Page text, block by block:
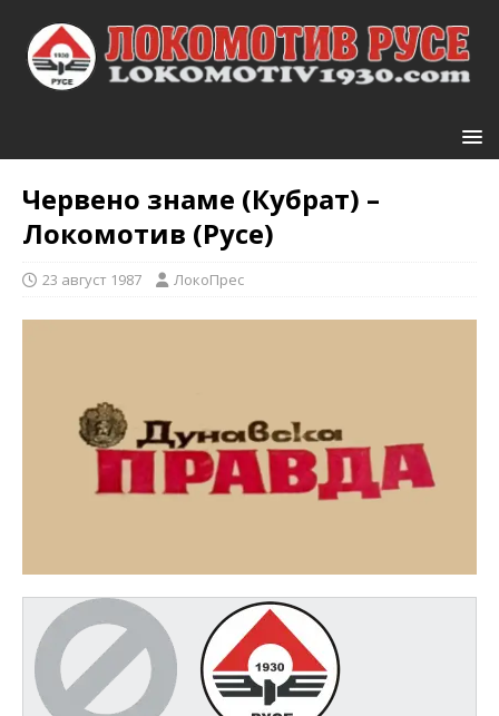
Червено знаме (Кубрат) –
Локомотив (Русе)
23 август 1987 ЛокоПрес